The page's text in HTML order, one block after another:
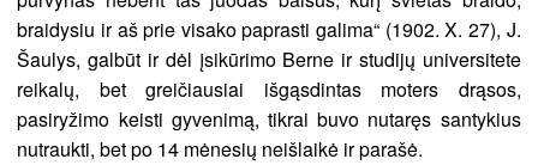
braidysiu ir aš prie visako paprasti galima“ (1902. X. 27), J.
Šaulys, galbūt ir dėl įsikūrimo Berne ir studijų universitete
reikalų, bet greičiausiai išgąsdintas moters drąsos,
pasiryžimo keisti gyvenimą, tikrai buvo nutaręs santykius
nutraukti, bet po 14 mėnesių neišlaikė ir parašė.